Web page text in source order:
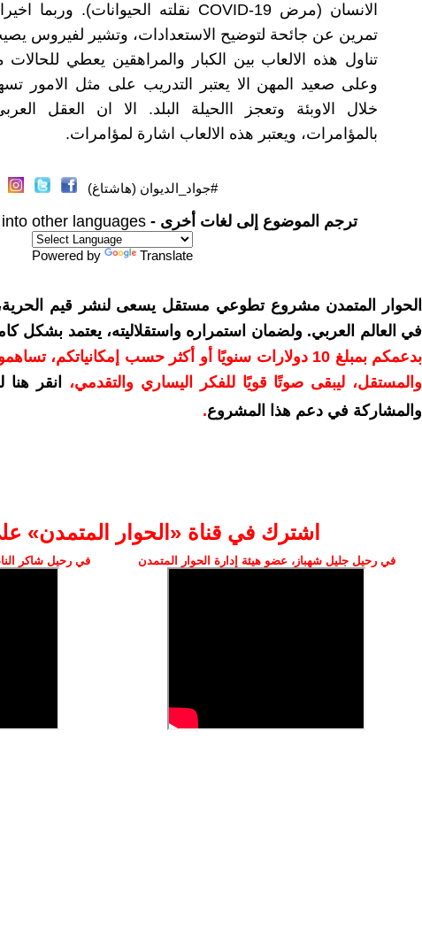
تمرين عن جائحة لتوضيح الاستعدادات، وتشير لفيروس
تناول هذه الالعاب بين الكبار والمراهقين يعطي
وعلى صعيد المهن الا يعتبر التدريب على مثل الامور
خلال الاوبئة وتعجز االحيلة البلد. الا ان العقل
بالمؤامرات، ويعتبر هذه الالعاب اشارة لمؤامرات.
#جواد_الديوان (هاشتاغ)
ترجم الموضوع إلى لغات أخرى - other languages
Powered by Translate
الحوار المتمدن مشروع تطوعي مستقل يسعى لنشر قيم الحرية،
في العالم العربي. ولضمان استمراره واستقلاليته، يعتمد بشكل
بدعمكم بمبلغ 10 دولارات سنويًا أو أكثر حسب
والمستقل، ليبقى صوتًا قويًا للفكر اليساري والتقدمي،
انقر
والمشاركة في دعم هذا المشروع.
اشترك في قناة ‫«الحوار المتمدن»
في رحيل جليل شهباز، عضو هيئة إدارة الحوار المتمدن في رحيل شاكر